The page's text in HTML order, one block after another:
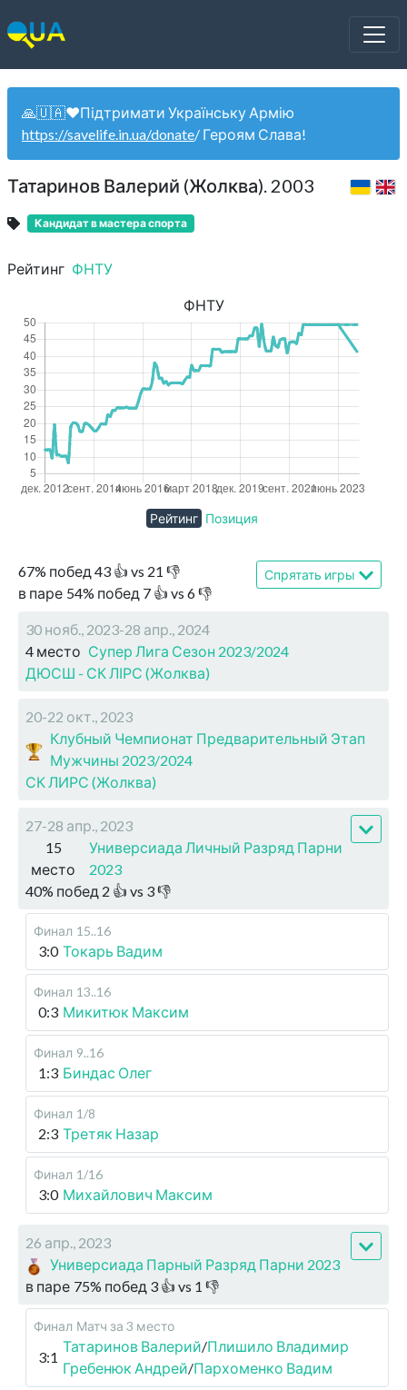
🙏🇺🇦❤️Підтримати Українську Армію
https://savelife.in.ua/donate/ Героям Слава!
Татаринов Валерий (Жолква). 2003
Кандидат в мастера спорта
Рейтинг ФНТУ
67% побед 43 👍 vs 21 👎
в паре 54% побед 7 👍 vs 6👎
Спрятать игры
30 нояб., 2023-28 апр., 2024
4 место Супер Лига Сезон 2023/2024
ДЮСШ - СК ЛІРС (Жолква)
20-22 окт., 2023
Клубный Чемпионат Предварительный Этап
Мужчины 2023/2024
СК ЛИРС (Жолква)
27-28 апр., 2023
15
место
Универсиада Личный Разряд Парни
2023
40% побед 2 👍 vs 3👎
Финал 15..16
3:0 Токарь Вадим
Финал 13..16
0:3 Микитюк Максим
Финал 9..16
1:3 Биндас Олег
Финал 1/8
2:3 Третяк Назар
Финал 1/16
3:0 Михайлович Максим
26 апр., 2023
Универсиада Парный Разряд Парни 2023
в паре 75% побед 3 👍 vs 1 👎
Финал Матч за 3 место
3:1
Татаринов Валерий/Плишило Владимир
Гребенюк Андрей/Пархоменко Вадим
ФНТУ
Рейтинг Позиция